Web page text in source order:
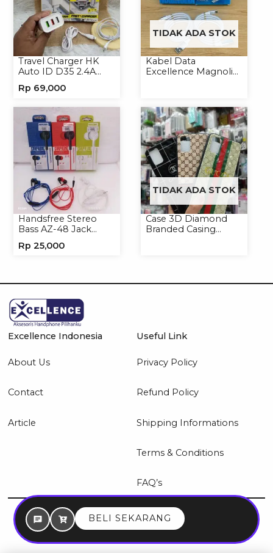
BELI SEKARANG
Travel Charger HK
Auto ID D35 2.4A
Rp 69,000
TIDAK ADA STOK
Kabel Data
Excellence Magnolia
Handsfree Stereo
Bass AZ-48 Jack
Headset Headphone
Rp 25,000
TIDAK ADA STOK
Case 3D Diamond
Branded Casing
Excellence Indonesia
About Us
Contact
Article
Useful Link
Privacy Policy
Refund Policy
Shipping Informations
Terms & Conditions
FAQ’s
© 2026 Excellence Indonesia